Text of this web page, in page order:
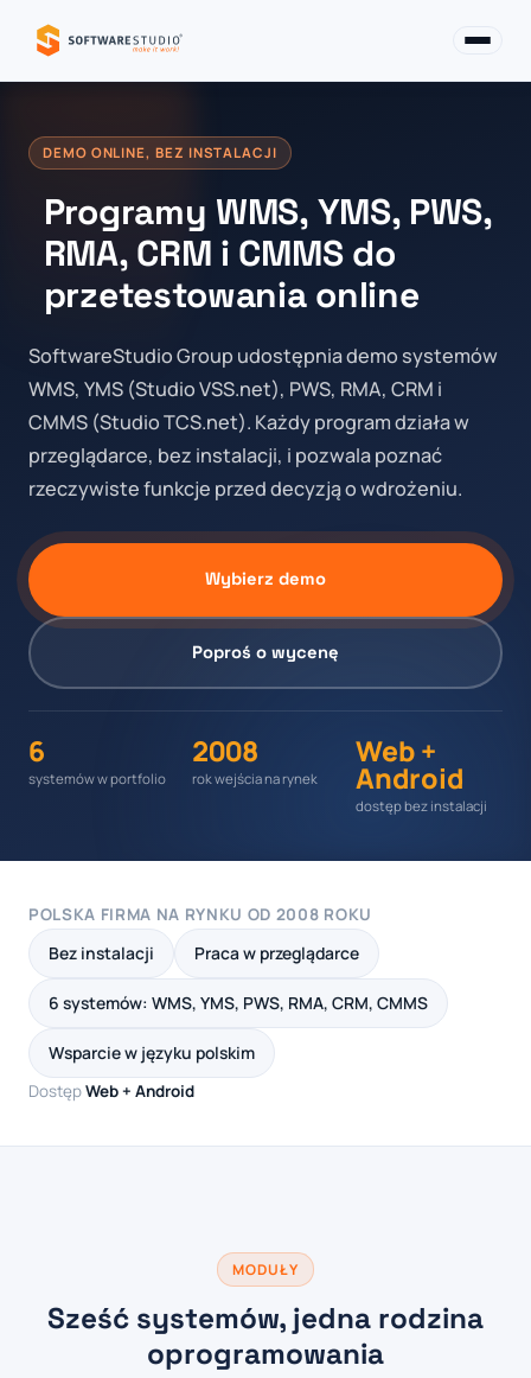
DEMO ONLINE, BEZ INSTALACJI
Programy WMS, YMS, PWS,
RMA, CRM i CMMS do
przetestowania online
SoftwareStudio Group udostępnia demo systemów
WMS, YMS (Studio VSS.net), PWS, RMA, CRM i
CMMS (Studio TCS.net). Każdy program działa w
przeglądarce, bez instalacji, i pozwala poznać
rzeczywiste funkcje przed decyzją o wdrożeniu.
Wybierz demo
Poproś o wycenę
6
systemów w portfolio
2008
rok wejścia na rynek
Web +
Android
dostęp bez instalacji
POLSKA FIRMA NA RYNKU OD 2008 ROKU
Bez instalacji Praca w przeglądarce
6 systemów: WMS, YMS, PWS, RMA, CRM, CMMS
Wsparcie w języku polskim
DostępWeb + Android
MODUŁY
Sześć systemów, jedna rodzina
oprogramowania